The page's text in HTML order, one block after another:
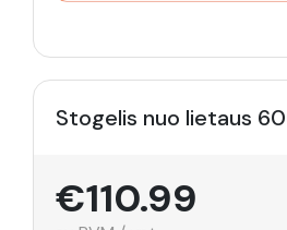
Stogelis nuo lietaus
€110.99